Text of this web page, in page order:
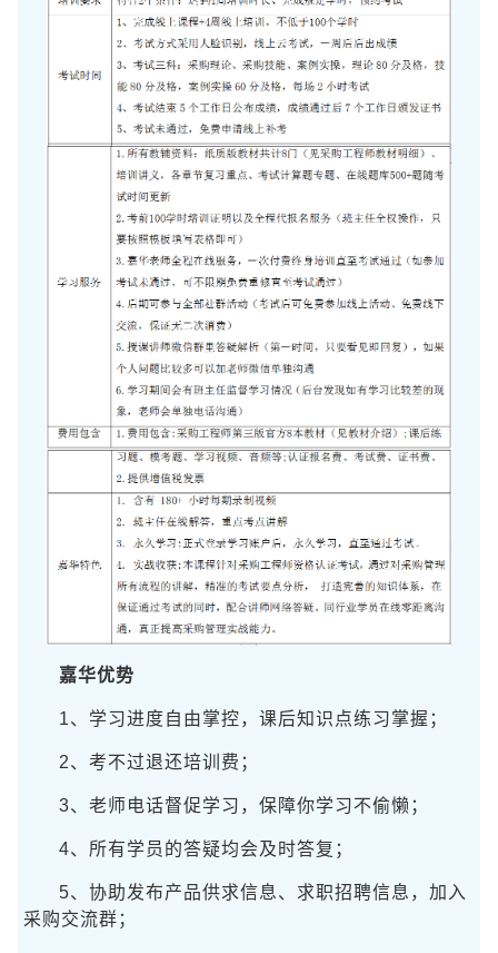
嘉华优势
1、学习进度自由掌控，课后知识点练习掌握；
2、考不过退还培训费；
3、老师电话督促学习，保障你学习不偷懒；
4、所有学员的答疑均会及时答复；
5、协助发布产品供求信息、求职招聘信息，加入
采购交流群；